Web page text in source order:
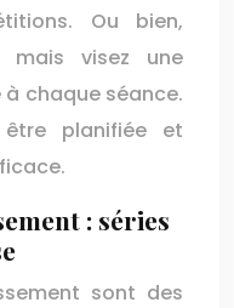
Ou bien,
mais visez une
chaque séance.
planifiée et
: séries
sont des